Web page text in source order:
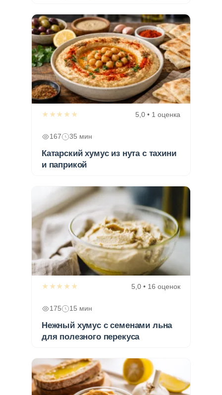
★★★★★ 5,0 • 1 оценка
167 35 мин
Катарский хумус из нута с тахини
и паприкой
★★★★★ 5,0 • 16 оценок
175 15 мин
Нежный хумус с семенами льна
для полезного перекуса